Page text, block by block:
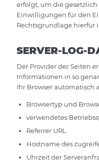
erfolgt, um die
Einwilligungen für den
Rechtsgrundlage hierfür
SERVER-LOG-
Der Provider der Seiten
Informationen in so
Ihr Browser automatisch
Browsertyp und
verwendetes
Referrer URL
Hostname des
Uhrzeit der